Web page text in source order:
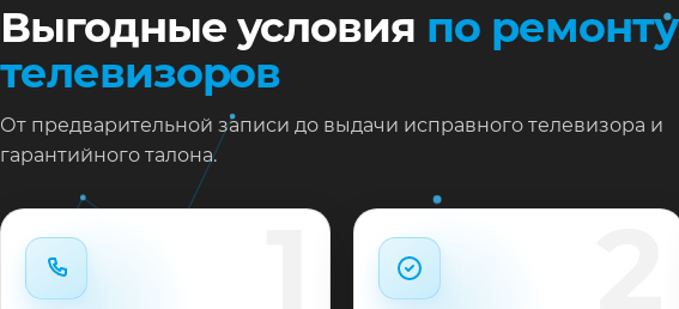
Выгодные условия по ремонту
телевизоров
От предварительной записи до выдачи исправного телевизора и
гарантийного талона.